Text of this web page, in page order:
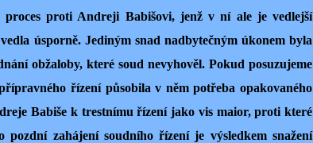
proces proti Andreji Babišovi, jenž v ní ale je vedlejší
úsporně. Jediným snad nadbytečným úkonem byla
obžaloby, které soud nevyhověl. Pokud posuzujeme
řízení působila v něm potřeba opakovaného
Babiše k trestnímu řízení jako vis maior, proti které
pozdní zahájení soudního řízení je výsledkem snažení